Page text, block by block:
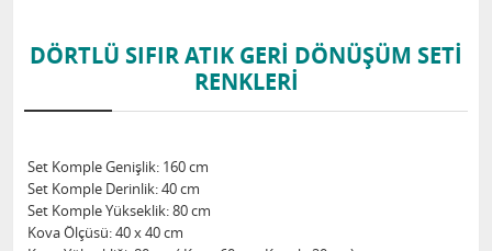
DÖRTLÜ SIFIR ATIK GERİ DÖNÜŞÜM SETİ
RENKLERİ
Set Komple Genişlik: 160 cm
Set Komple Derinlik: 40 cm
Set Komple Yükseklik: 80 cm
Kova Ölçüsü: 40 x 40 cm